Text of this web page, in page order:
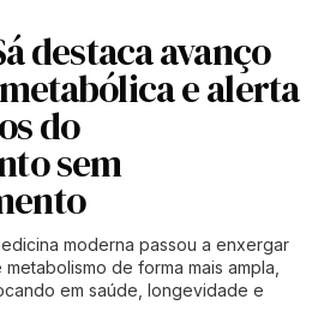
destaca avanço
e alerta
do
sem
moderna passou a enxergar
de forma mais ampla,
em saúde, longevidade e